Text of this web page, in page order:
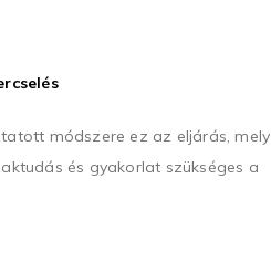
módszere ez az eljárás, mely
és gyakorlat szükséges a